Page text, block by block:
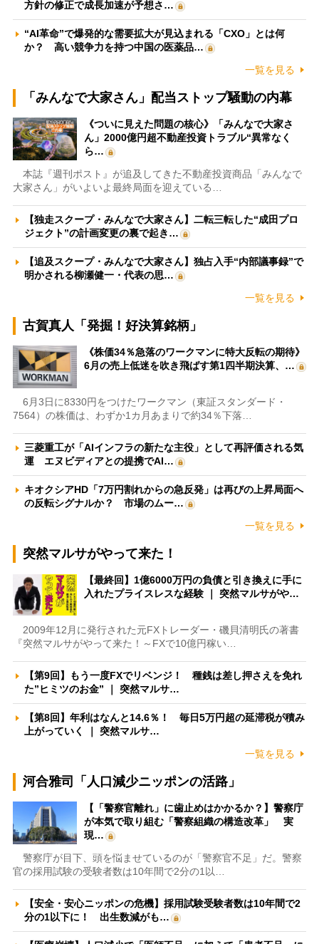
方針の修正で成長加速が予想さ…
“AI革命”で爆発的な需要拡大が見込まれる「CXO」とは何
か？ 高い競争力を持つ中国の医薬品…
一覧を見る
「みんなで大家さん」配当ストップ騒動の内幕
《ついに見えた問題の核心》「みんなで大家さ
ん」2000億円超不動産投資トラブル“異常なく
ら…
本誌『週刊ポスト』が追及してきた不動産投資商品「みんなで
大家さん」がいよいよ最終局面を迎えている…
【独走スクープ・みんなで大家さん】二転三転した“成田プロ
ジェクト”の計画変更の裏で起き…
【追及スクープ・みんなで大家さん】独占入手“内部議事録”で
明かされる柳瀬健一・代表の思…
一覧を見る
古賀真人「発掘！好決算銘柄」
《株価34％急落のワークマンに特大反転の期待》
6月の売上低迷を吹き飛ばす第1四半期決算、…
6月3日に8330円をつけたワークマン（東証スタンダード・
7564）の株価は、わずか1カ月あまりで約34％下落…
三菱重工が「AIインフラの新たな主役」として再評価される気
運 エヌビディアとの提携でAI…
キオクシアHD「7万円割れからの急反発」は再びの上昇局面へ
の反転シグナルか？ 市場のムー…
一覧を見る
突然マルサがやって来た！
【最終回】1億6000万円の負債と引き換えに手に
入れたプライスレスな経験 ｜ 突然マルサがや…
2009年12月に発行された元FXトレーダー・磯貝清明氏の著書
『突然マルサがやって来た！～FXで10億円稼い…
【第9回】もう一度FXでリベンジ！ 種銭は差し押さえを免れ
た”ヒミツのお金” ｜ 突然マルサ…
【第8回】年利はなんと14.6％！ 毎日5万円超の延滞税が積み
上がっていく ｜ 突然マルサ…
一覧を見る
河合雅司「人口減少ニッポンの活路」
【「警察官離れ」に歯止めはかかるか？】警察庁
が本気で取り組む「警察組織の構造改革」 実
現…
警察庁が目下、頭を悩ませているのが「警察官不足」だ。警察
官の採用試験の受験者数は10年間で2分の1以…
【安全・安心ニッポンの危機】採用試験受験者数は10年間で2
分の1以下に！ 出生数減がも…